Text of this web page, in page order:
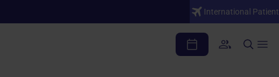
International Patient